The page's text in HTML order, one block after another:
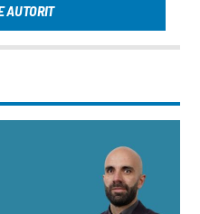
AUTORIT